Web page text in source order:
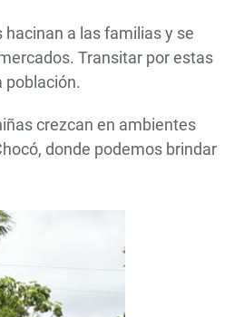
a las familias y se
Transitar por estas
población.
crezcan en ambientes
donde podemos brindar